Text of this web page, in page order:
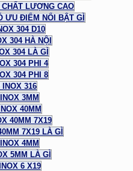
LƯỢNG CAO
ƯU ĐIỂM NỔI BẬT GÌ
304 D10
304 HÀ NỘI
304 LÀ GÌ
304 PHI 4
304 PHI 8
INOX 316
3MM
40MM
40MM 7X19
7X19 LÀ GÌ
4MM
5MM LÀ GÌ
6 X19